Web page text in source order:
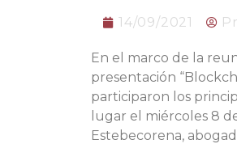
14/09/2021
En el marco de la
presentación
participaron los
lugar el miércoles 8
Estebecorena,